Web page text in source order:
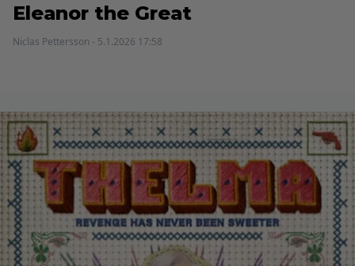
Eleanor the Great
Niclas Pettersson - 5.1.2026 17:58